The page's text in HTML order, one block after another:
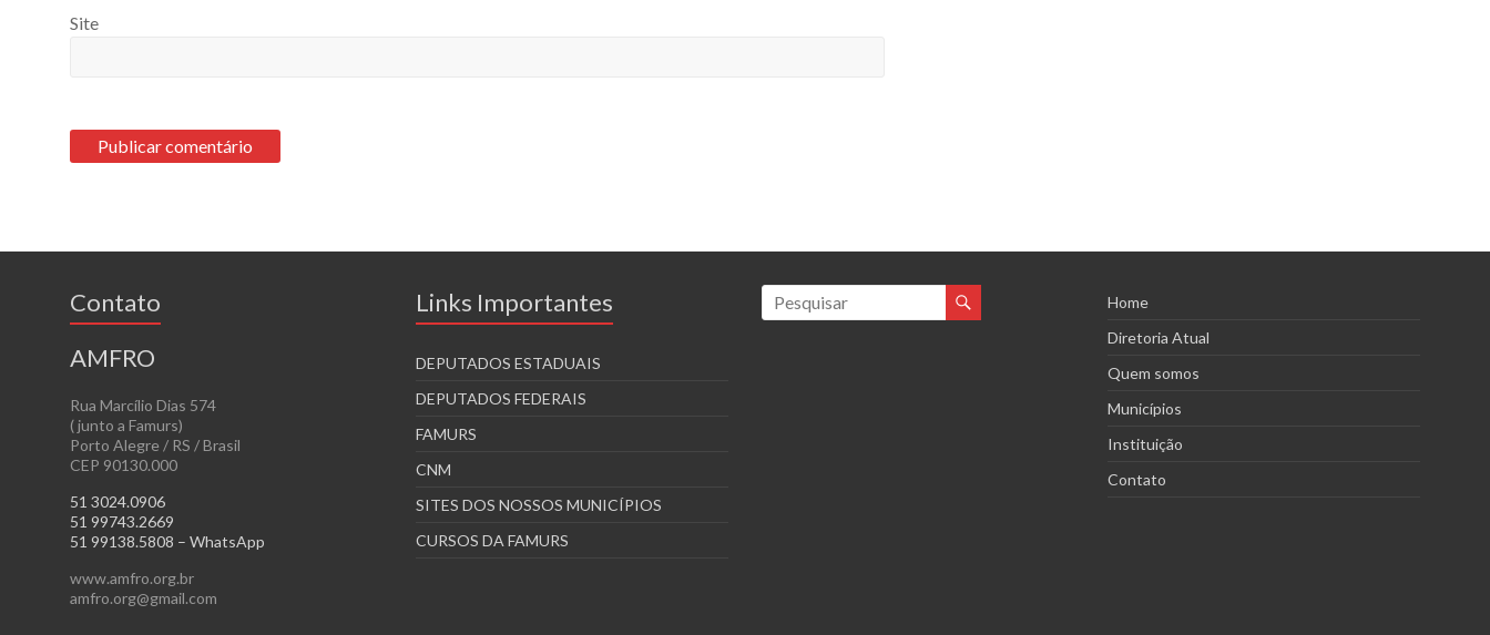
Site
Contato
AMFRO
Rua Marcílio Dias 574
( junto a Famurs)
Porto Alegre / RS / Brasil
CEP 90130.000
51 3024.0906
51 99743.2669
51 99138.5808 – WhatsApp
www.amfro.org.br
amfro.org@gmail.com
Links Importantes
DEPUTADOS ESTADUAIS
DEPUTADOS FEDERAIS
FAMURS
CNM
SITES DOS NOSSOS MUNICÍPIOS
CURSOS DA FAMURS
Home
Diretoria Atual
Quem somos
Municípios
Instituição
Contato